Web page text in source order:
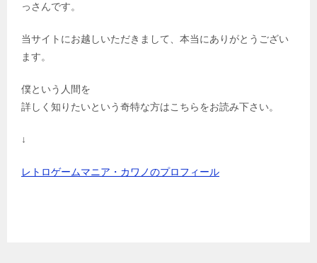
っさんです。
当サイトにお越しいただきまして、本当にありがとうござい
ます。
僕という人間を
詳しく知りたいという奇特な方はこちらをお読み下さい。
↓
レトロゲームマニア・カワノのプロフィール